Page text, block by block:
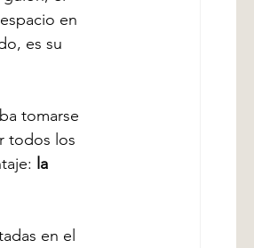
en
es su
tomarse
todos los
la
en el